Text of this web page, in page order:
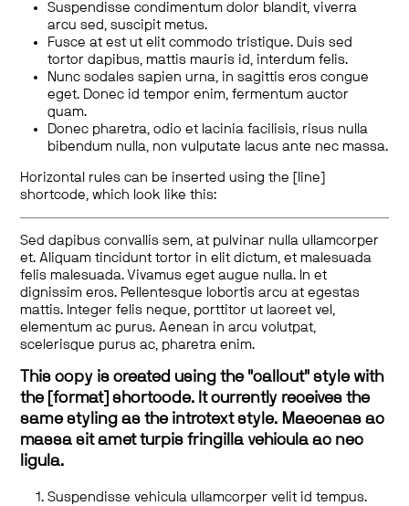
Suspendisse condimentum dolor blandit, viverra
arcu sed, suscipit metus.
Fusce at est ut elit commodo tristique. Duis sed
tortor dapibus, mattis mauris id, interdum felis.
Nunc sodales sapien urna, in sagittis eros congue
eget. Donec id tempor enim, fermentum auctor
quam.
Donec pharetra, odio et lacinia facilisis, risus nulla
bibendum nulla, non vulputate lacus ante nec massa.
Horizontal rules can be inserted using the [line]
shortcode, which look like this:
Sed dapibus convallis sem, at pulvinar nulla ullamcorper
et. Aliquam tincidunt tortor in elit dictum, et malesuada
felis malesuada. Vivamus eget augue nulla. In et
dignissim eros. Pellentesque lobortis arcu at egestas
mattis. Integer felis neque, porttitor ut laoreet vel,
elementum ac purus. Aenean in arcu volutpat,
scelerisque purus ac, pharetra enim.
This copy is created using the "callout" style with
the [format] shortcode. It currently receives the
same styling as the introtext style. Maecenas ac
massa sit amet turpis fringilla vehicula ac nec
ligula.
Suspendisse vehicula ullamcorper velit id tempus.